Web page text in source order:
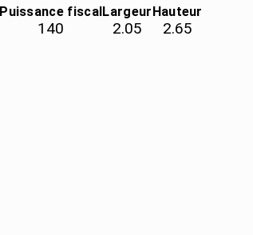
Puissance fiscal
140
Largeur
2.05
Hauteur
2.65